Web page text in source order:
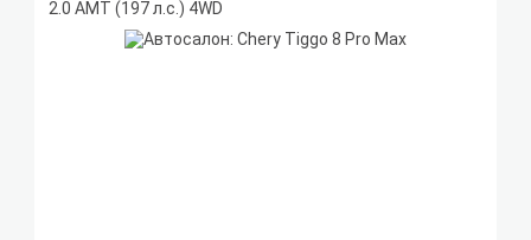
2.0 AMT (197 л.с.) 4WD